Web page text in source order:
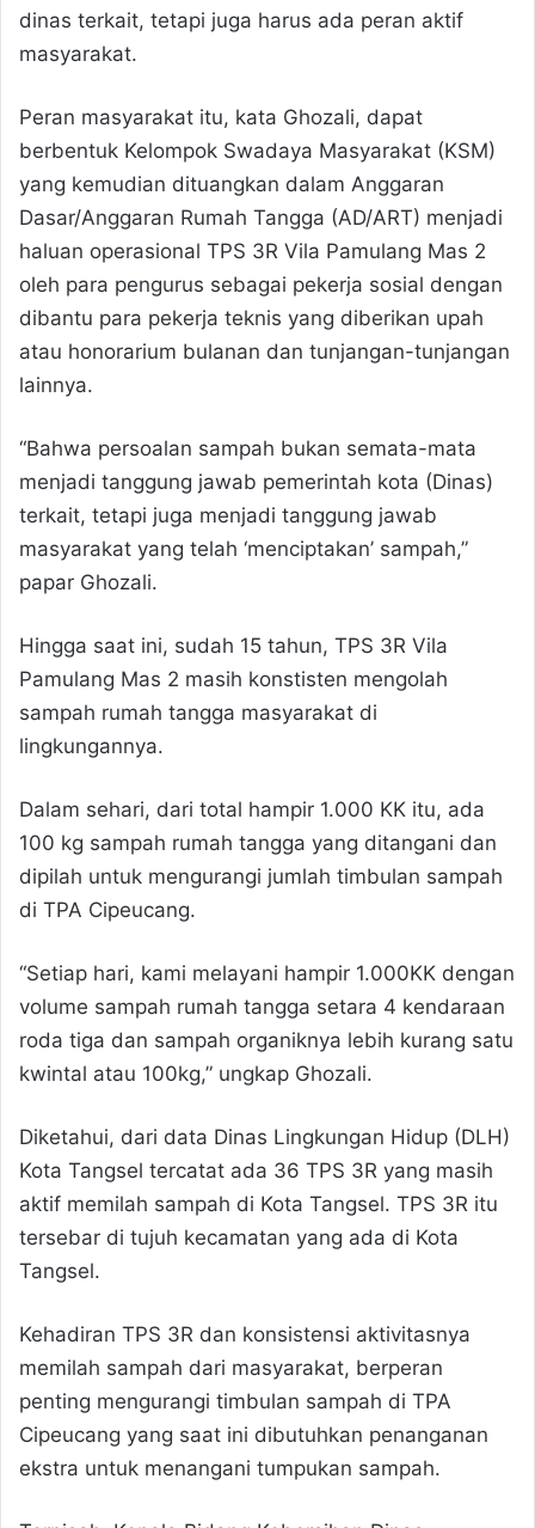
dinas terkait, tetapi juga harus ada peran aktif
masyarakat.
Peran masyarakat itu, kata Ghozali, dapat
berbentuk Kelompok Swadaya Masyarakat (KSM)
yang kemudian dituangkan dalam Anggaran
Dasar/Anggaran Rumah Tangga (AD/ART) menjadi
haluan operasional TPS 3R Vila Pamulang Mas 2
oleh para pengurus sebagai pekerja sosial dengan
dibantu para pekerja teknis yang diberikan upah
atau honorarium bulanan dan tunjangan-tunjangan
lainnya.
“Bahwa persoalan sampah bukan semata-mata
menjadi tanggung jawab pemerintah kota (Dinas)
terkait, tetapi juga menjadi tanggung jawab
masyarakat yang telah ‘menciptakan’ sampah,”
papar Ghozali.
Hingga saat ini, sudah 15 tahun, TPS 3R Vila
Pamulang Mas 2 masih konstisten mengolah
sampah rumah tangga masyarakat di
lingkungannya.
Dalam sehari, dari total hampir 1.000 KK itu, ada
100 kg sampah rumah tangga yang ditangani dan
dipilah untuk mengurangi jumlah timbulan sampah
di TPA Cipeucang.
“Setiap hari, kami melayani hampir 1.000KK dengan
volume sampah rumah tangga setara 4 kendaraan
roda tiga dan sampah organiknya lebih kurang satu
kwintal atau 100kg,” ungkap Ghozali.
Diketahui, dari data Dinas Lingkungan Hidup (DLH)
Kota Tangsel tercatat ada 36 TPS 3R yang masih
aktif memilah sampah di Kota Tangsel. TPS 3R itu
tersebar di tujuh kecamatan yang ada di Kota
Tangsel.
Kehadiran TPS 3R dan konsistensi aktivitasnya
memilah sampah dari masyarakat, berperan
penting mengurangi timbulan sampah di TPA
Cipeucang yang saat ini dibutuhkan penanganan
ekstra untuk menangani tumpukan sampah.